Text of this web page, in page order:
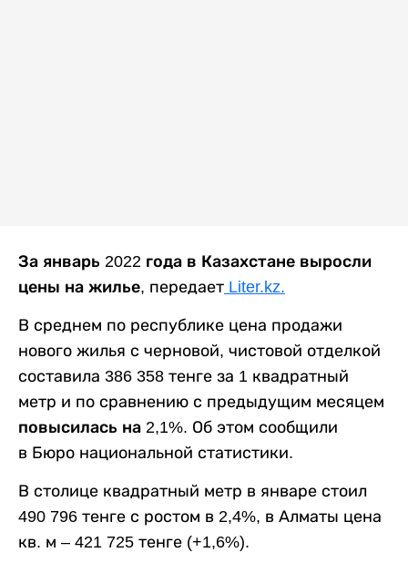
За январь 2022 года в Казахстане выросли
цены на жилье, передает Liter.kz.
В среднем по республике цена продажи
нового жилья с черновой, чистовой отделкой
составила 386 358 тенге за 1 квадратный
метр и по сравнению с предыдущим месяцем
повысилась на 2,1%. Об этом сообщили
в Бюро национальной статистики.
В столице квадратный метр в январе стоил
490 796 тенге с ростом в 2,4%, в Алматы цена
кв. м – 421 725 тенге (+1,6%).